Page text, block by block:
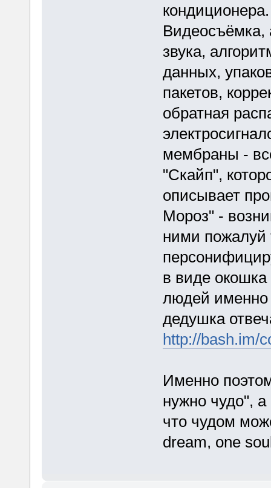
кондиционера.
Видеосъёмка,
звука,
данных,
пакетов,
обратная
мембраны -
"Скайп",
описывает
Мороз" -
ними пожалуй
в виде окошка
людей именно
дедушка
http://bash.im/
Именно
нужно чудо",
что чудом
dream, one